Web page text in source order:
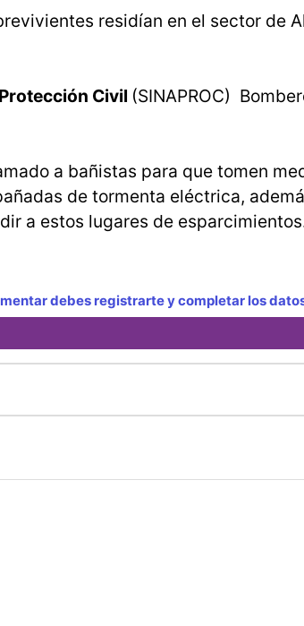
residían en el sector de
Civil (SINAPROC)
a bañistas para que tomen
de tormenta eléctrica,
a estos lugares de
debes registrarte y completar los